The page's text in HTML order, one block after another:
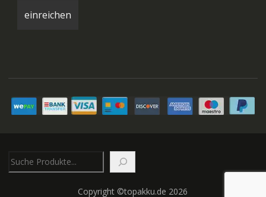
Copyright ©topakku.de 2026